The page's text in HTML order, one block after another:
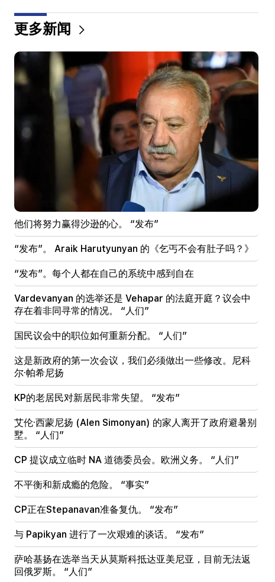
Vardevanyan 的选举还是 Vehapar 的法庭开庭？议
会中存在着非同寻常的情况。 “人们”
08:00
国民议会中的职位如何重新分配。 “人们”
Anahit Kirakosyan 和她的前夫为女儿的婚礼准备的
昂贵礼物（视频）
23:58
佩泽什基安感谢邻国对伊朗的支持
22:58
机上13名乘客受伤。印度
埃里温西利基扬区附近的一个垃圾填埋场发生大火
21:48
埃里温 巴士路线有变化
埃里温的生命已登上神坛。 Vardanyan 谈埃里温的空
气质量（视频）
21:16
他们试图以这种方式让我保持沉默，因为他们在国民
议会中没有成功。埃德加·加扎里安
Kocharyan、Sargsyan、Ter-Petrosyan 的
“innadu”。这个政府没有为国家做任何事（视频）
20:05
针对 Gagik Tsarukyan 的新指控。特朗普选择了他的
继任者（视频）
19:37 重要的
巴库监狱中的所有亚美尼亚人都享有自由。亚伯拉罕
米扬
19:28 重要的
在你的领导下，拉阿政府将继续为地区和平发挥建设
性作用。古特雷斯飞往帕希尼扬
更多新闻
他们将努力赢得沙逊的心。 “发布”
“发布”。 Araik Harutyunyan 的《乞丐不会有肚子吗？》
“发布”。每个人都在自己的系统中感到自在
Vardevanyan 的选举还是 Vehapar 的法庭开庭？议会中
存在着非同寻常的情况。 “人们”
国民议会中的职位如何重新分配。 “人们”
这是新政府的第一次会议，我们必须做出一些修改。尼科
尔·帕希尼扬
KP的老居民对新居民非常失望。 “发布”
艾伦·西蒙尼扬 (Alen Simonyan) 的家人离开了政府避暑别
墅。 “人们”
CP 提议成立临时 NA 道德委员会。欧洲义务。 “人们”
不平衡和新成瘾的危险。 “事实”
CP正在Stepanavan准备复仇。 “发布”
与 Papikyan 进行了一次艰难的谈话。 “发布”
萨哈基扬在选举当天从莫斯科抵达亚美尼亚，目前无法返
回俄罗斯。 “人们”